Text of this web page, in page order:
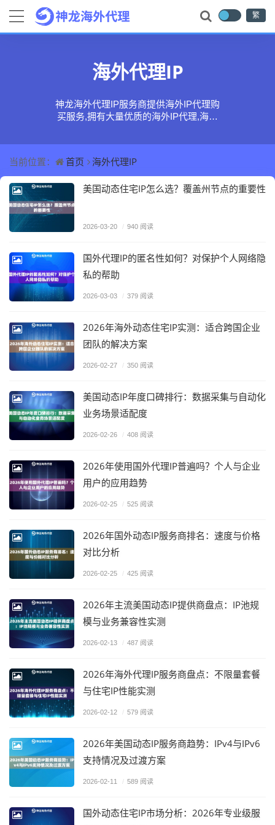
繁
海外代理IP
神龙海外代理IP服务商提供海外IP代理购
买服务,拥有大量优质的海外IP代理,海外
国,越南,俄罗斯,东南亚等全球200+国家
和地区，产品运行稳定，超高速匿名，
在线免费试用，企业级用户在线代理ip首
当前位置： 首页 海外代理IP
美国动态住宅IP怎么选？覆盖州节点的重要性
2026-03-20 / 940 阅读
国外代理IP的匿名性如何？对保护个人网络隐
私的帮助
2026-03-03 / 379 阅读
2026年海外动态住宅IP实测：适合跨国企业
团队的解决方案
2026-02-27 / 350 阅读
美国动态IP年度口碑排行：数据采集与自动化
业务场景适配度
2026-02-26 / 408 阅读
2026年使用国外代理IP普遍吗？个人与企业
用户的应用趋势
2026-02-25 / 525 阅读
2026年国外动态IP服务商排名：速度与价格
对比分析
2026-02-25 / 425 阅读
2026年主流美国动态IP提供商盘点：IP池规
模与业务兼容性实测
2026-02-13 / 487 阅读
2026年海外代理IP服务商盘点：不限量套餐
与住宅IP性能实测
2026-02-12 / 579 阅读
2026年美国动态IP服务商趋势：IPv4与IPv6
支持情况及过渡方案
2026-02-11 / 589 阅读
国外动态住宅IP市场分析：2026年专业级服